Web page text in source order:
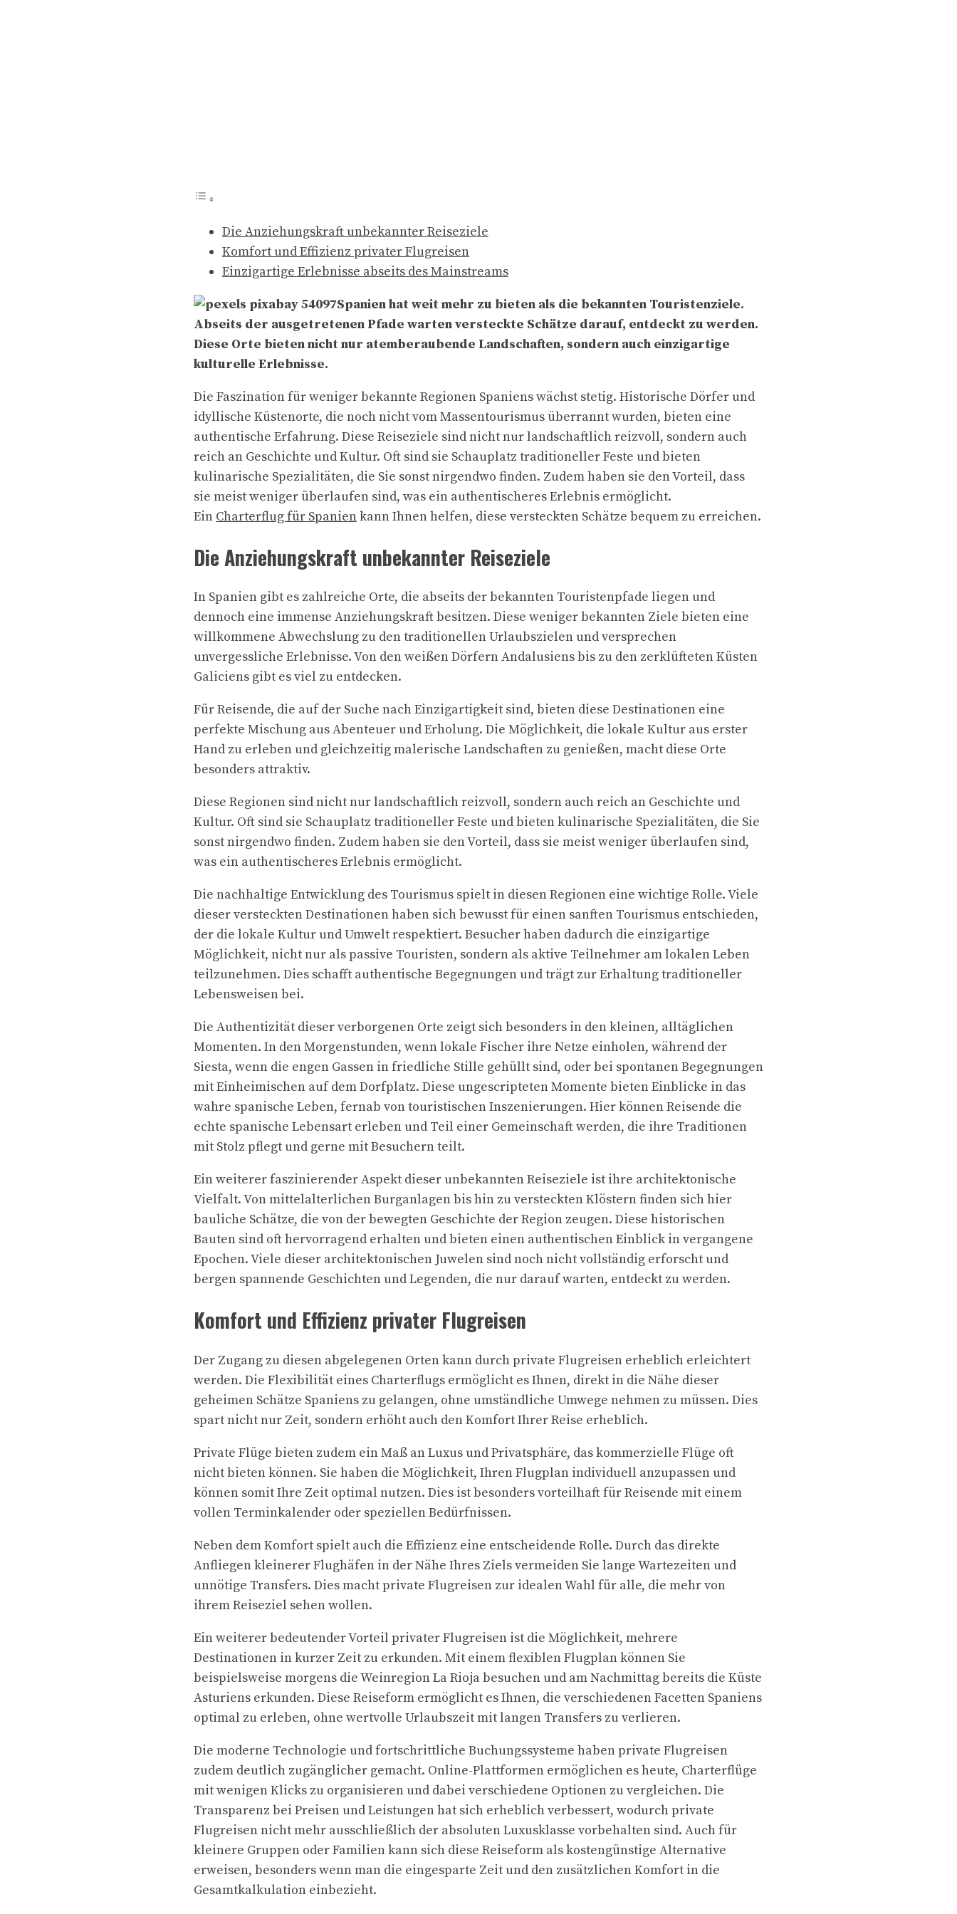
Die Anziehungskraft unbekannter Reiseziele
Komfort und Effizienz privater Flugreisen
Einzigartige Erlebnisse abseits des Mainstreams
Spanien hat weit mehr zu bieten als die bekannten Touristenziele.
Abseits der ausgetretenen Pfade warten versteckte Schätze darauf, entdeckt zu werden.
Diese Orte bieten nicht nur atemberaubende Landschaften, sondern auch einzigartige
kulturelle Erlebnisse.
Die Faszination für weniger bekannte Regionen Spaniens wächst stetig. Historische Dörfer und
idyllische Küstenorte, die noch nicht vom Massentourismus überrannt wurden, bieten eine
authentische Erfahrung. Diese Reiseziele sind nicht nur landschaftlich reizvoll, sondern auch
reich an Geschichte und Kultur. Oft sind sie Schauplatz traditioneller Feste und bieten
kulinarische Spezialitäten, die Sie sonst nirgendwo finden. Zudem haben sie den Vorteil, dass
sie meist weniger überlaufen sind, was ein authentischeres Erlebnis ermöglicht.
Ein Charterflug für Spanienkann Ihnen helfen, diese versteckten Schätze bequem zu erreichen.
Die Anziehungskraft unbekannter Reiseziele
In Spanien gibt es zahlreiche Orte, die abseits der bekannten Touristenpfade liegen und
dennoch eine immense Anziehungskraft besitzen. Diese weniger bekannten Ziele bieten eine
willkommene Abwechslung zu den traditionellen Urlaubszielen und versprechen
unvergessliche Erlebnisse. Von den weißen Dörfern Andalusiens bis zu den zerklüfteten Küsten
Galiciens gibt es viel zu entdecken.
Für Reisende, die auf der Suche nach Einzigartigkeit sind, bieten diese Destinationen eine
perfekte Mischung aus Abenteuer und Erholung. Die Möglichkeit, die lokale Kultur aus erster
Hand zu erleben und gleichzeitig malerische Landschaften zu genießen, macht diese Orte
besonders attraktiv.
Diese Regionen sind nicht nur landschaftlich reizvoll, sondern auch reich an Geschichte und
Kultur. Oft sind sie Schauplatz traditioneller Feste und bieten kulinarische Spezialitäten, die Sie
sonst nirgendwo finden. Zudem haben sie den Vorteil, dass sie meist weniger überlaufen sind,
was ein authentischeres Erlebnis ermöglicht.
Die nachhaltige Entwicklung des Tourismus spielt in diesen Regionen eine wichtige Rolle. Viele
dieser versteckten Destinationen haben sich bewusst für einen sanften Tourismus entschieden,
der die lokale Kultur und Umwelt respektiert. Besucher haben dadurch die einzigartige
Möglichkeit, nicht nur als passive Touristen, sondern als aktive Teilnehmer am lokalen Leben
teilzunehmen. Dies schafft authentische Begegnungen und trägt zur Erhaltung traditioneller
Lebensweisen bei.
Die Authentizität dieser verborgenen Orte zeigt sich besonders in den kleinen, alltäglichen
Momenten. In den Morgenstunden, wenn lokale Fischer ihre Netze einholen, während der
Siesta, wenn die engen Gassen in friedliche Stille gehüllt sind, oder bei spontanen Begegnungen
mit Einheimischen auf dem Dorfplatz. Diese ungescripteten Momente bieten Einblicke in das
wahre spanische Leben, fernab von touristischen Inszenierungen. Hier können Reisende die
echte spanische Lebensart erleben und Teil einer Gemeinschaft werden, die ihre Traditionen
mit Stolz pflegt und gerne mit Besuchern teilt.
Ein weiterer faszinierender Aspekt dieser unbekannten Reiseziele ist ihre architektonische
Vielfalt. Von mittelalterlichen Burganlagen bis hin zu versteckten Klöstern finden sich hier
bauliche Schätze, die von der bewegten Geschichte der Region zeugen. Diese historischen
Bauten sind oft hervorragend erhalten und bieten einen authentischen Einblick in vergangene
Epochen. Viele dieser architektonischen Juwelen sind noch nicht vollständig erforscht und
bergen spannende Geschichten und Legenden, die nur darauf warten, entdeckt zu werden.
Komfort und Effizienz privater Flugreisen
Der Zugang zu diesen abgelegenen Orten kann durch private Flugreisen erheblich erleichtert
werden. Die Flexibilität eines Charterflugs ermöglicht es Ihnen, direkt in die Nähe dieser
geheimen Schätze Spaniens zu gelangen, ohne umständliche Umwege nehmen zu müssen. Dies
spart nicht nur Zeit, sondern erhöht auch den Komfort Ihrer Reise erheblich.
Private Flüge bieten zudem ein Maß an Luxus und Privatsphäre, das kommerzielle Flüge oft
nicht bieten können. Sie haben die Möglichkeit, Ihren Flugplan individuell anzupassen und
können somit Ihre Zeit optimal nutzen. Dies ist besonders vorteilhaft für Reisende mit einem
vollen Terminkalender oder speziellen Bedürfnissen.
Neben dem Komfort spielt auch die Effizienz eine entscheidende Rolle. Durch das direkte
Anfliegen kleinerer Flughäfen in der Nähe Ihres Ziels vermeiden Sie lange Wartezeiten und
unnötige Transfers. Dies macht private Flugreisen zur idealen Wahl für alle, die mehr von
ihrem Reiseziel sehen wollen.
Ein weiterer bedeutender Vorteil privater Flugreisen ist die Möglichkeit, mehrere
Destinationen in kurzer Zeit zu erkunden. Mit einem flexiblen Flugplan können Sie
beispielsweise morgens die Weinregion La Rioja besuchen und am Nachmittag bereits die Küste
Asturiens erkunden. Diese Reiseform ermöglicht es Ihnen, die verschiedenen Facetten Spaniens
optimal zu erleben, ohne wertvolle Urlaubszeit mit langen Transfers zu verlieren.
Die moderne Technologie und fortschrittliche Buchungssysteme haben private Flugreisen
zudem deutlich zugänglicher gemacht. Online-Plattformen ermöglichen es heute, Charterflüge
mit wenigen Klicks zu organisieren und dabei verschiedene Optionen zu vergleichen. Die
Transparenz bei Preisen und Leistungen hat sich erheblich verbessert, wodurch private
Flugreisen nicht mehr ausschließlich der absoluten Luxusklasse vorbehalten sind. Auch für
kleinere Gruppen oder Familien kann sich diese Reiseform als kostengünstige Alternative
erweisen, besonders wenn man die eingesparte Zeit und den zusätzlichen Komfort in die
Gesamtkalkulation einbezieht.